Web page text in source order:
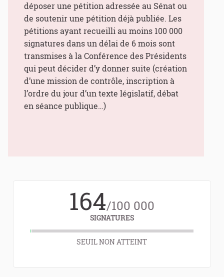
déposer une pétition adressée au Sénat ou
de soutenir une pétition déjà publiée. Les
pétitions ayant recueilli au moins 100 000
signatures dans un délai de 6 mois sont
transmises à la Conférence des Présidents
qui peut décider d’y donner suite (création
d’une mission de contrôle, inscription à
l’ordre du jour d’un texte législatif, débat
en séance publique…)
164/100 000
SIGNATURES
SEUIL NON ATTEINT